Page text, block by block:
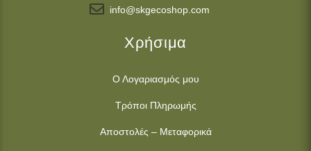
info@skgecoshop.com
Χρήσιμα
Ο Λογαριασμός μου
Τρόποι Πληρωμής
Αποστολές – Μεταφορικά